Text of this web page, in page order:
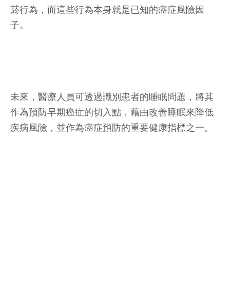
菸行為，而這些行為本身就是已知的癌症風險因
子。
未來，醫療人員可透過識別患者的睡眠問題，將其
作為預防早期癌症的切入點，藉由改善睡眠來降低
疾病風險，並作為癌症預防的重要健康指標之一。